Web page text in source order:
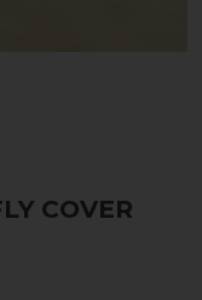
COVER